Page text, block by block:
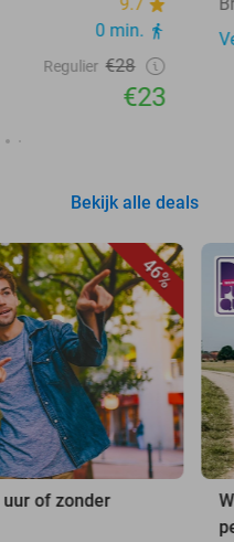
0 min.
Regulier €28
€23
Bekijk alle deals
46%
of zonder